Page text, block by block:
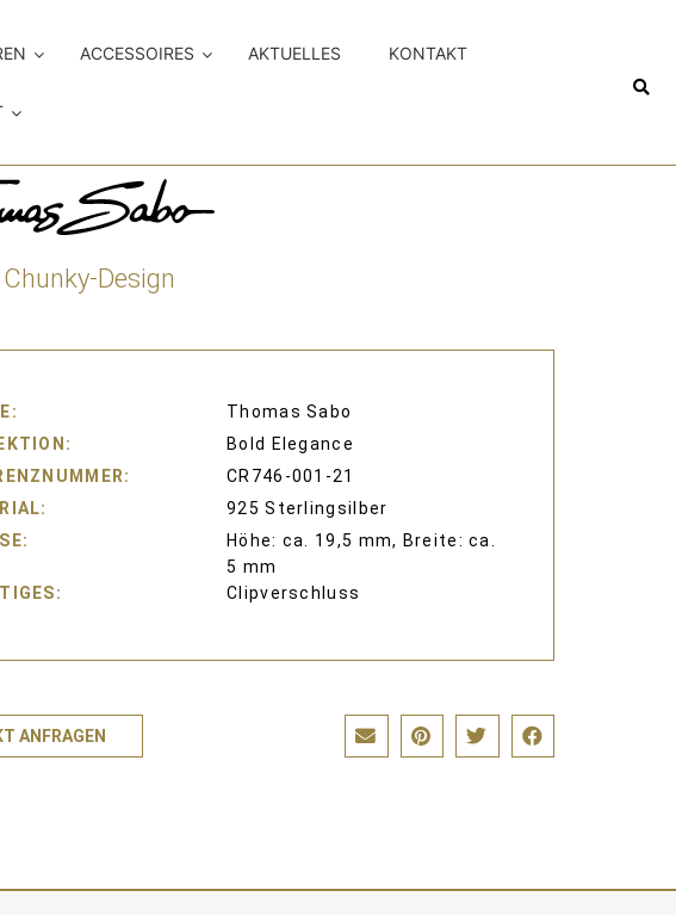
ACCESSOIRES AKTUELLES KONTAKT
Design
Thomas Sabo
Bold Elegance
CR746-001-21
925 Sterlingsilber
Höhe: ca. 19,5 mm, Breite: ca.
5 mm
Clipverschluss
ANFRAGEN